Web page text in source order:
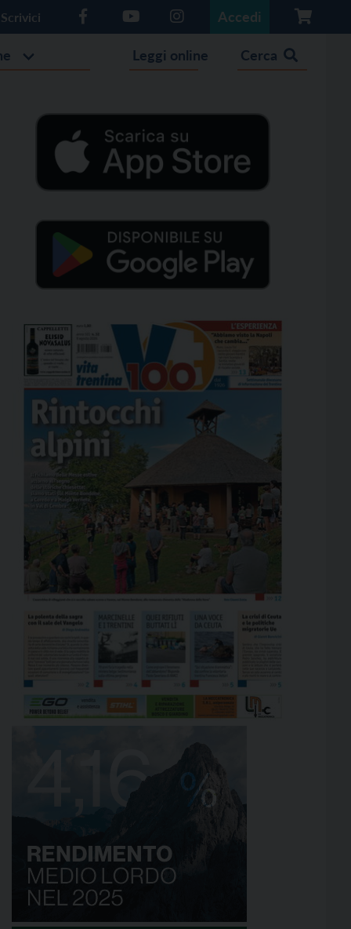
Scrivici Accedi
Leggi online Cerca